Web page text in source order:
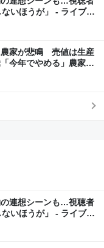
いほうが」 - ライブド
農家が悲鳴 売値は生産
今年でやめる」農家も
の連想シーンも…視聴者
いほうが」 - ライブド